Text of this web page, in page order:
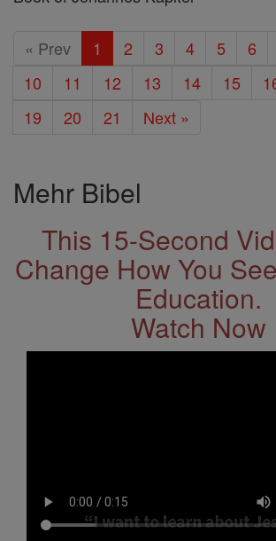
« Prev 1 2 3 4 5 6
10
11 12 13 14 15
19
20 21 Next »
Mehr Bibel
This 15-Second
Change How You
Education.
Watch Now